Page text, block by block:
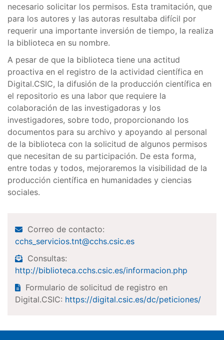
necesario solicitar los permisos. Esta tramitación, que
para los autores y las autoras resultaba difícil por
requerir una importante inversión de tiempo, la realiza
la biblioteca en su nombre.
A pesar de que la biblioteca tiene una actitud
proactiva en el registro de la actividad científica en
Digital.CSIC, la difusión de la producción científica en
el repositorio es una labor que requiere la
colaboración de las investigadoras y los
investigadores, sobre todo, proporcionando los
documentos para su archivo y apoyando al personal
de la biblioteca con la solicitud de algunos permisos
que necesitan de su participación. De esta forma,
entre todas y todos, mejoraremos la visibilidad de la
producción científica en humanidades y ciencias
sociales.
Correo de contacto:
cchs_servicios.tnt@cchs.csic.es
Consultas:
http://biblioteca.cchs.csic.es/informacion.php
Formulario de solicitud de registro en
Digital.CSIC: https://digital.csic.es/dc/peticiones/